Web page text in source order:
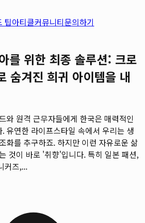
팁아티클커뮤니티문의하기
를 위한 최종 솔루션: 크로
겨진 희귀 아이템을 내
와 원격 근무자들에게 한국은 매력적인
유연한 라이프스타일 속에서 우리는 생
화를 추구하죠. 하지만 이런 자유로운 삶
것이 바로 '취향'입니다. 특히 일본 패션,
커즈,...